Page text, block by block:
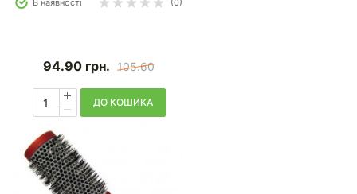
В наявності (0)
94.90 грн. 105.60
ДО КОШИКА